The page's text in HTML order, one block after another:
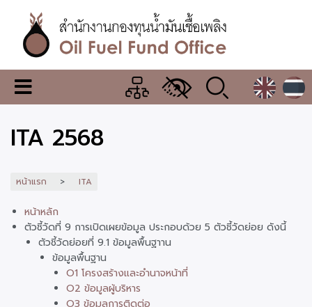
เนื้อหา
หลักสำนักงาน
กองทุน
น้ำมัน
เพลิง
เมนู
เปลี่ยน
ITA 2568
หน้าแรก ITA
หน้าหลัก
ตัวชี้วัดที่ 9 การเปิดเผยข้อมูล ประกอบด้วย 5 ตัวชี้วัดย่อย ดังนี้
ตัวชี้วัดย่อยที่ 9.1 ข้อมูลพื้นฐาาน
ข้อมูลพื้นฐาน
O1 โครงสร้างและอำนาจหน้าที่
O2 ข้อมูลผู้บริหาร
O3 ข้อมูลการติดต่อ